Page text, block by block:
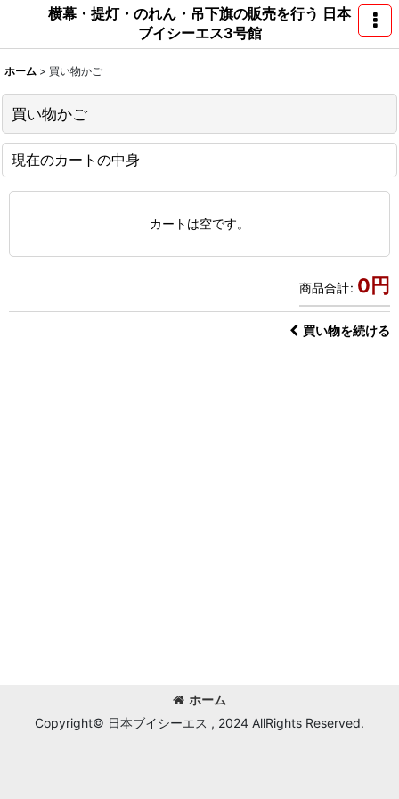
横幕・提灯・のれん・吊下旗の販売を行う 日本
ブイシーエス3号館
ホーム > 買い物かご
買い物かご
現在のカートの中身
カートは空です。
商品合計: 0円
買い物を続ける
ホーム
Copyright© 日本ブイシーエス , 2024 AllRights Reserved.